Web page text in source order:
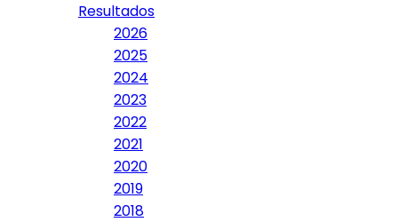
Resultados
2026
2025
2024
2023
2022
2021
2020
2019
2018